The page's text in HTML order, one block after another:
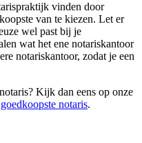
vinden door
van te kiezen. Let er
wel past bij je
wat het ene notariskantoor
notariskantoor, zodat je een
Kijk dan eens op onze
goedkoopste notaris.